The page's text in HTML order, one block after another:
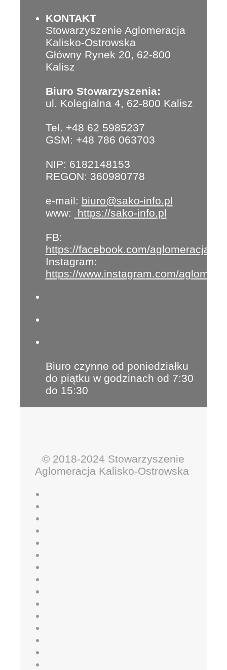
KONTAKT
Stowarzyszenie Aglomeracja
Kalisko-Ostrowska
Główny Rynek 20, 62-800
Kalisz
Biuro Stowarzyszenia:
ul. Kolegialna 4, 62-800 Kalisz
Tel. +48 62 5985237
GSM: +48 786 063703
NIP: 6182148153
REGON: 360980778
e-mail: biuro@sako-info.pl
www:
https://sako-info.pl
FB:
https://facebook.com/aglomeracja
Instagram:
https://www.instagram.com/
Biuro czynne od poniedziałku
do piątku w godzinach od 7:30
do 15:30
© 2018-2024 Stowarzyszenie
Aglomeracja Kalisko-Ostrowska